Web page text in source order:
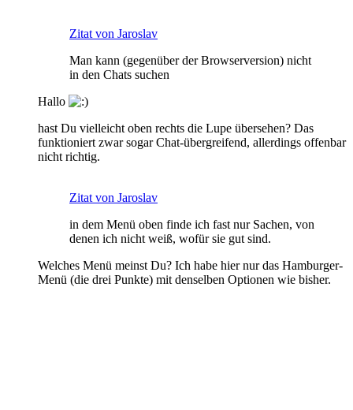
Zitat von Jaroslav
Man kann (gegenüber der Browserversion) nicht
in den Chats suchen
Hallo
hast Du vielleicht oben rechts die Lupe übersehen? Das
funktioniert zwar sogar Chat-übergreifend, allerdings offenbar
nicht richtig.
Zitat von Jaroslav
in dem Menü oben finde ich fast nur Sachen, von
denen ich nicht weiß, wofür sie gut sind.
Welches Menü meinst Du? Ich habe hier nur das Hamburger-
Menü (die drei Punkte) mit denselben Optionen wie bisher.